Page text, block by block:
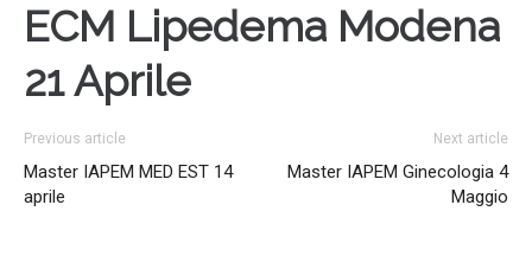
ECM Lipedema Modena
21 Aprile
Previous article
Master IAPEM MED EST 14
aprile
Next article
Master IAPEM Ginecologia 4
Maggio